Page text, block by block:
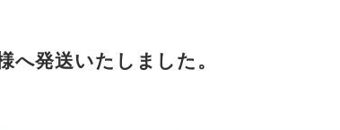
発送いたしました。